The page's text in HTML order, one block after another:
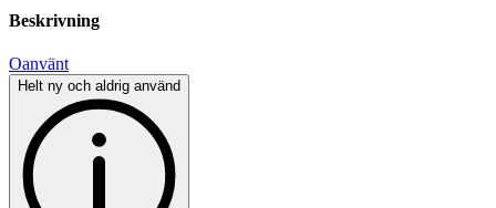
Beskrivning
Oanvänt
Helt ny och aldrig använd